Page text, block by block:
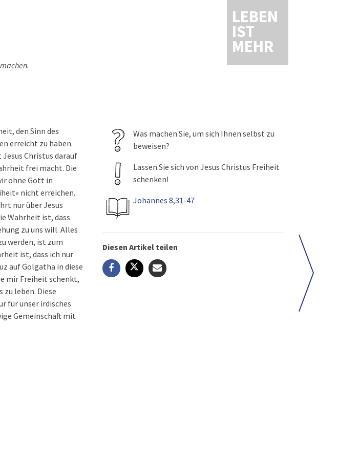
LEBEN
IST
MEHR
den Sinn des
erreicht zu haben.
Christus darauf
frei macht. Die
ohne Gott in
nicht erreichen.
nur über Jesus
Wahrheit ist, dass
zu uns will. Alles
werden, ist zum
ist, dass ich nur
auf Golgatha in diese
mir Freiheit schenkt,
leben. Diese
für unser irdisches
Gemeinschaft mit
Was machen Sie, um sich Ihnen selbst zu
beweisen?
Lassen Sie sich von Jesus Christus Freiheit
schenken!
Johannes 8,31-47
Diesen Artikel teilen